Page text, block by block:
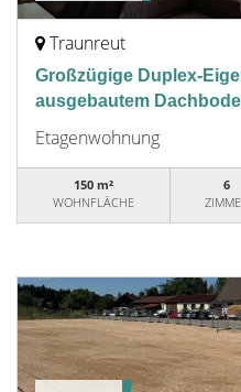
Traunreut
Großzügige Duplex-
ausgebautem
Etagenwohnung
150 m²
WOHNFLÄCHE
6